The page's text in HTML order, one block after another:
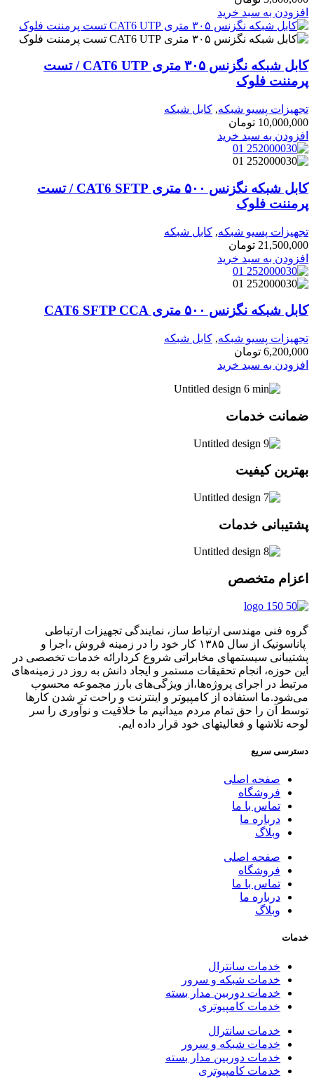
افزودن به سبد خرید
کابل شبکه نگزنس ۳۰۵ متری CAT6 UTP / تست
پرمننت فلوک
تجهیزات پسیو شبکه, کابل شبکه
10,000,000 تومان
افزودن به سبد خرید
کابل شبکه نگزنس ۵۰۰ متری CAT6 SFTP / تست
پرمننت فلوک
تجهیزات پسیو شبکه, کابل شبکه
21,500,000 تومان
افزودن به سبد خرید
کابل شبکه نگزنس ۵۰۰ متری CAT6 SFTP CCA
تجهیزات پسیو شبکه, کابل شبکه
6,200,000 تومان
افزودن به سبد خرید
ضمانت خدمات
بهترین کیفیت
پشتیبانی خدمات
اعزام متخصص
گروه فنی مهندسی ارتباط ساز، نمایندگی تجهیزات ارتباطی
پاناسونیک از سال ۱۳۸۵ کار خود را در زمینه فروش ،اجرا و
پشتیبانی سیستمهای مخابراتی شروع کردارائه خدمات تخصصی در
این حوزه، انجام تحقیقات مستمر و ایجاد دانش به‌ روز در زمینه‌های
مرتبط در اجرای پروژه‌ها،از ویژگی‌های بارز مجموعه محسوب
می‌شود.ما استفاده از کامپیوتر و اینترنت و راحت تر شدن کارها
توسط آن را حق تمام مردم میدانیم ما خلاقیت و نوآوری را سر
لوحه تلاشها و فعالیتهای خود قرار داده ایم.
دسترسی سریع
صفحه اصلی
فروشگاه
تماس با ما
درباره ما
وبلاگ
صفحه اصلی
فروشگاه
تماس با ما
درباره ما
وبلاگ
خدمات
خدمات سانترال
خدمات شبکه و سرور
خدمات دوربین مدار بسته
خدمات کامپیوتری
خدمات سانترال
خدمات شبکه و سرور
خدمات دوربین مدار بسته
خدمات کامپیوتری